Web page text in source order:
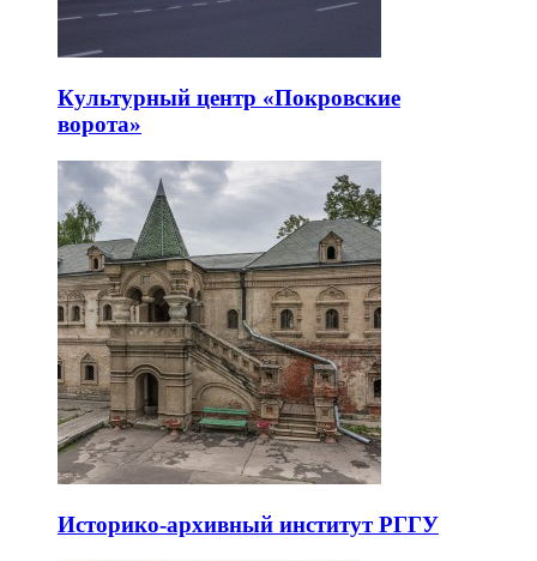
Культурный центр «Покровские
ворота»
Историко-архивный институт РГГУ